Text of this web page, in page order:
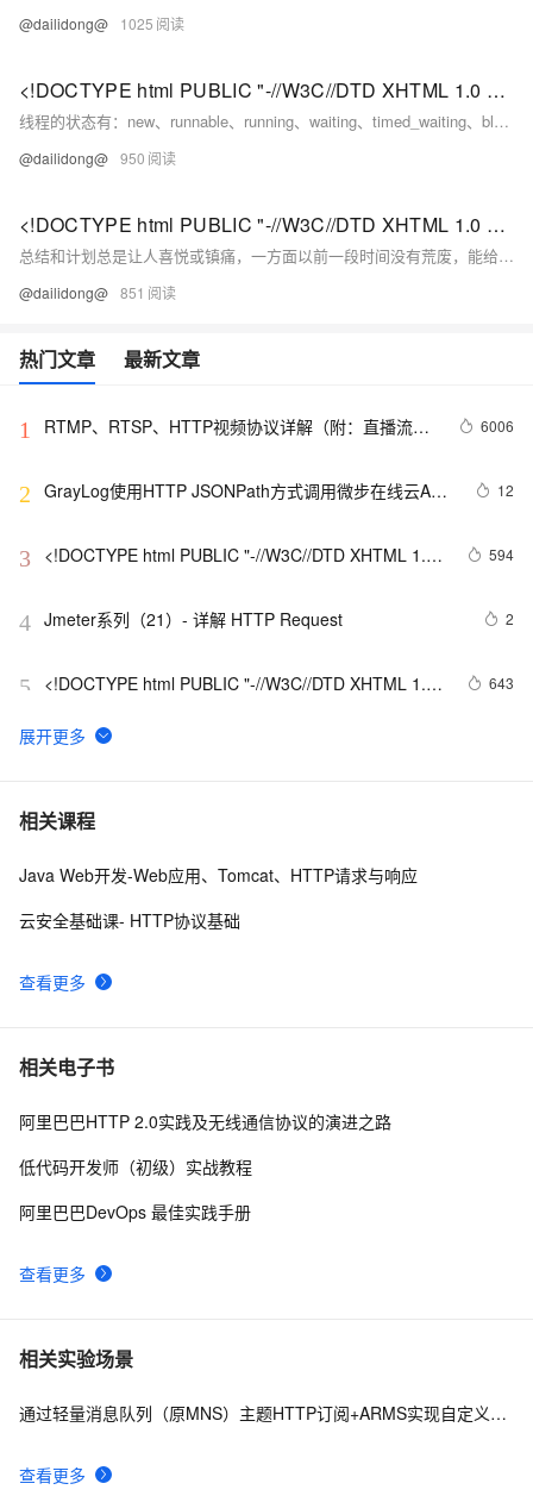
@dailidong@ 1025
<!DOCTYPE html PUBLIC "-//W3C//DTD XHTML 1.0 Transitional//EN" "http://www.w3.org/TR/xhtml1/DTD/xhtml1-strict.dtd"> <html><head><meta http-equiv="Cont
线程的状态有：new、runnable、running、waiting、timed_waiting、blocked、dead 当执行new Thread(Runnabler)后，新创建出来的线程处于new状态，这种线程不可能执行 当执行thread.start()后，线程处于runnable状态，这种情况下只要得到CPU，就可以开始执行了。
@dailidong@ 950
<!DOCTYPE html PUBLIC "-//W3C//DTD XHTML 1.0 Transitional//EN" "http://www.w3.org/TR/xhtml1/DTD/xhtml1-strict.dtd"> <html><head><meta http-equiv="Cont
总结和计划总是让人喜悦或镇痛，一方面以前一段时间没有荒废，能给现在的行动以信心，另一方面看到一年的时间并不能完成很多事情，需要抓紧时间。
@dailidong@ 851
热门文章 最新文章
1
RTMP、RTSP、HTTP视频协议详解（附：直播流地
6006
2 GrayLog使用HTTP JSONPath方式调用微步在线云API
12
3
<!DOCTYPE html PUBLIC "-//W3C//DTD XHTML 1.0
"http://www.w3.org/TR/xhtml1/DTD/xhtml1-strict.dtd">
594
4 2
5
<!DOCTYPE html PUBLIC "-//W3C//DTD XHTML 1.0
"http://www.w3.org/TR/xhtml1/DTD/xhtml1-strict.dtd">
643
6 网络协议基础：HTTP请求与响应详解
7 前端常见的HTTP状态码
8 node反向代理，解决跨域（http-proxy-middleware）
MQTT over QUIC 桥接，新增 HTTP API 监控客户端状
态
相关课程
查看更多
Java Web开发-Web应用、Tomcat、HTTP请求与响应
云安全基础课- HTTP协议基础
相关电子书
查看更多
阿里巴巴HTTP 2.0实践及无线通信协议的演进之路
低代码开发师（初级）实战教程
阿里巴巴DevOps 最佳实践手册
相关实验场景
查看更多
通过轻量消息队列（原MNS）主题HTTP订阅+ARMS实现自定义数据多渠道告警